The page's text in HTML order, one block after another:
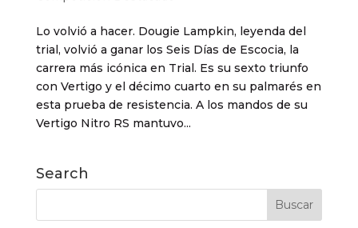
Lo volvió a hacer. Dougie Lampkin, leyenda del
trial, volvió a ganar los Seis Días de Escocia, la
carrera más icónica en Trial. Es su sexto triunfo
con Vertigo y el décimo cuarto en su palmarés en
esta prueba de resistencia. A los mandos de su
Vertigo Nitro RS mantuvo...
Search